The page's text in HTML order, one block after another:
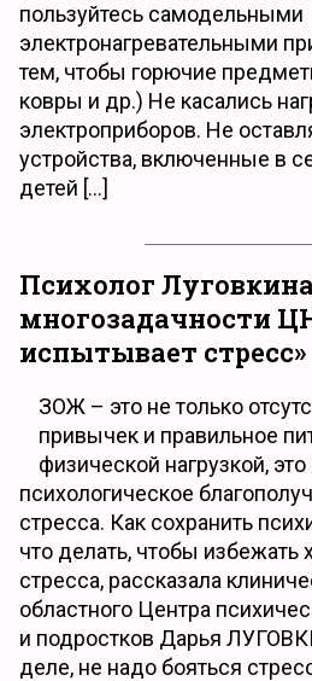
пользуйтесь самодельными
электронагревательными
тем, чтобы горючие
ковры и др.) Не касались
электроприборов. Не
устройства, включенные в
детей […]
Психолог
многозадачности
испытывает стресс»
ЗОЖ – это не только
привычек и правильное
физической нагрузкой,
психологическое
стресса. Как сохранить
что делать, чтобы избежать
стресса, рассказала
областного Центра
и подростков Дарья
деле, не надо бояться